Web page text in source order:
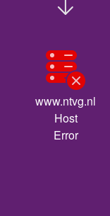
www.ntvg.nl
Host
Error